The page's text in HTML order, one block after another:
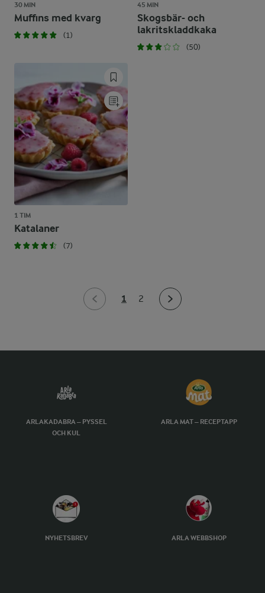
30 MIN
Muffins med kvarg
(1)
45 MIN
Skogsbär- och
lakritskladdkaka
(50)
1 TIM
Katalaner
(7)
1 2
ARLAKADABRA – PYSSEL
OCH KUL
ARLA MAT – RECEPTAPP
NYHETSBREV ARLA WEBBSHOP